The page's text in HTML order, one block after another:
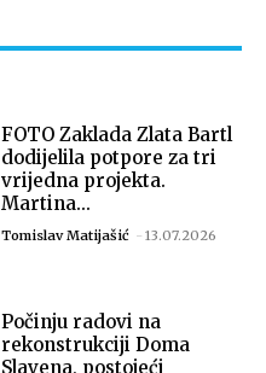
FOTO Zaklada Zlata Bartl
dodijelila potpore za tri
vrijedna projekta.
Martina...
Tomislav Matijašić - 13.07.2026
Počinju radovi na
rekonstrukciji Doma
Slavena, postojeći